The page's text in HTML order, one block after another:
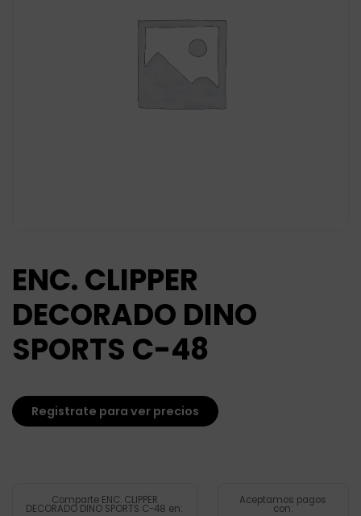
ENC. CLIPPER
DECORADO DINO
SPORTS C-48
Registrate para ver precios
Comparte ENC. CLIPPER
DECORADO DINO SPORTS C-48 en:
Aceptamos pagos
con: